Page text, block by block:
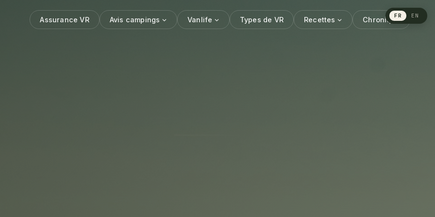
Assurance VR Avis campings Vanlife Types de VR Recettes Chronique
FR EN